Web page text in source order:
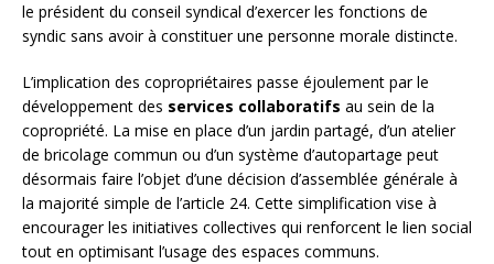
le président du conseil syndical d’exercer les fonctions de
syndic sans avoir à constituer une personne morale distincte.
L’implication des copropriétaires passe éjoulement par le
développement des services collaboratifs au sein de la
copropriété. La mise en place d’un jardin partagé, d’un atelier
de bricolage commun ou d’un système d’autopartage peut
désormais faire l’objet d’une décision d’assemblée générale à
la majorité simple de l’article 24. Cette simplification vise à
encourager les initiatives collectives qui renforcent le lien social
tout en optimisant l’usage des espaces communs.